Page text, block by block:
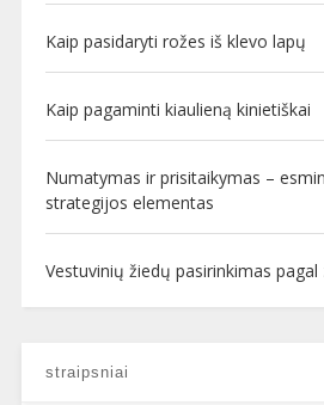
Kaip pasidaryti rožes iš klevo lapų
Kaip pagaminti kiaulieną kinietiškai
Numatymas ir prisitaikymas –
strategijos elementas
Vestuvinių žiedų pasirinkimas
straipsniai